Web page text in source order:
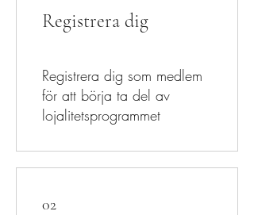
Registrera dig
Registrera dig som medlem
för att börja ta del av
lojalitetsprogrammet
02